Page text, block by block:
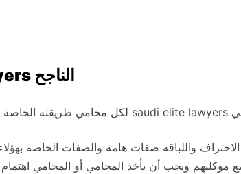
صفات محامي saudi elite lawyers الناجح
الاحتراف واللباقة صفات هامة والصفات الخاصة
موكليهم ويجب أن يأخذ المحامي أو المحامي